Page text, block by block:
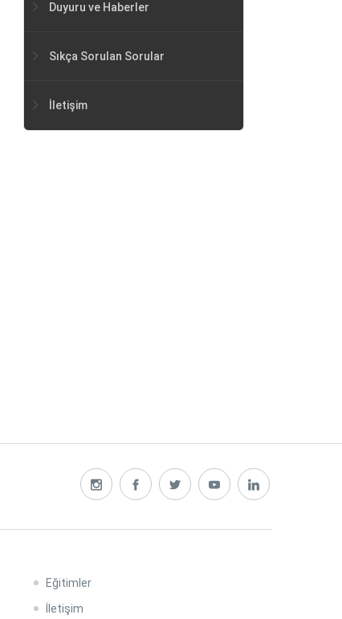
Duyuru ve Haberler
Sıkça Sorulan Sorular
İletişim
Eğitimler
İletişim